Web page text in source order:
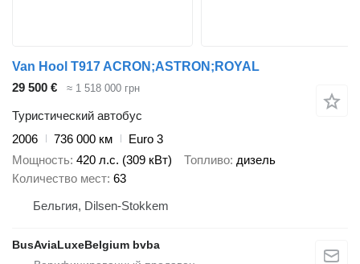
Van Hool T917 ACRON;ASTRON;ROYAL
29 500 €
≈ 1 518 000 грн
Туристический автобус
2006
736 000 км
Euro 3
Мощность 420 л.с. (309 кВт) Топливо дизель
Количество мест 63
Бельгия, Dilsen-Stokkem
BusAviaLuxeBelgium bvba